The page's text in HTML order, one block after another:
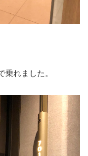
れました。